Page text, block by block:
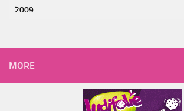
2009
MORE